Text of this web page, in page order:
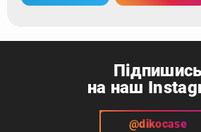
на наш
@dikocase